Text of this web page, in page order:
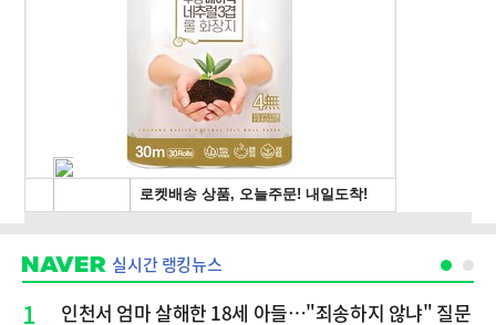
실시간 랭킹뉴스
1
인천서 엄마 살해한 18세 아들…"죄송하지 않냐" 질문